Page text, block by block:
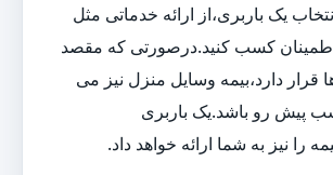
یک باربری،از ارائه خدماتی مثل
کسب کنید.درصورتی که مقصد
قرار دارد،بیمه وسایل منزل نیز می
پیش رو باشد.یک باربری
را نیز به شما ارائه خواهد داد.